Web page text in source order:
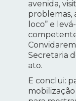
avenida,
problemas,
loco” e
Secretaria
ato.
E conclui: